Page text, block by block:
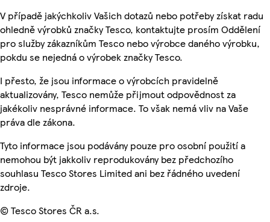
V případě jakýchkoliv Vašich dotazů nebo potřeby získat radu
ohledně výrobků značky Tesco, kontaktujte prosím Oddělení
pro služby zákazníkům Tesco nebo výrobce daného výrobku,
pokdu se nejedná o výrobek značky Tesco.
I přesto, že jsou informace o výrobcích pravidelně
aktualizovány, Tesco nemůže přijmout odpovědnost za
jakékoliv nesprávné informace. To však nemá vliv na Vaše
práva dle zákona.
Tyto informace jsou podávány pouze pro osobní použití a
nemohou být jakkoliv reprodukovány bez předchozího
souhlasu Tesco Stores Limited ani bez řádného uvedení
zdroje.
© Tesco Stores ČR a.s.